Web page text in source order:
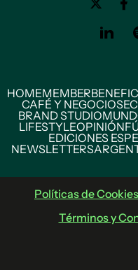
HOMEMEMBER
CAFÉ Y NEGOCIOS
BRAND STUDIO
LIFESTYLEOPINIÓN
EDICIONES
NEWSLETTERS
Políticas de Cookies
Términos y